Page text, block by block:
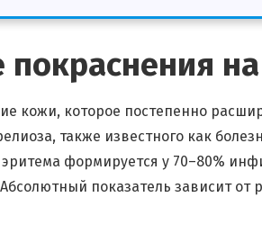
которое постепенно
также известного как
формируется у 70–80%
показатель зависит от